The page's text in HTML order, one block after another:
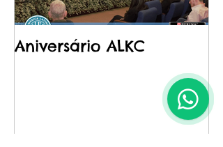
cães de trabalho, guarda e proteção,
pelo Gian Carlos Corrêa e ministrado pelo...